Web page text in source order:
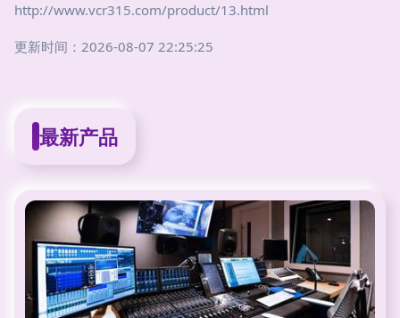
http://www.vcr315.com/product/13.html
更新时间：2026-08-07 22:25:25
最新产品